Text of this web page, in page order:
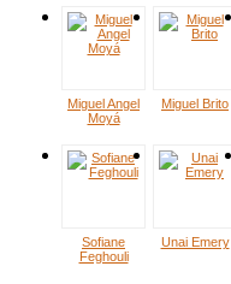
Miguel Angel
Moyá
Miguel Brito
Sofiane
Feghouli
Unai Emery